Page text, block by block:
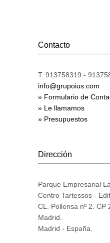
Contacto
T. 913758319 -
info@grupoius.com
» Formulario de
» Le llamamos
» Presupuestos
Dirección
Parque Empresarial
Centro Tartessos -
CL. Pollensa nº 2. CP
Madrid.
Madrid - España.